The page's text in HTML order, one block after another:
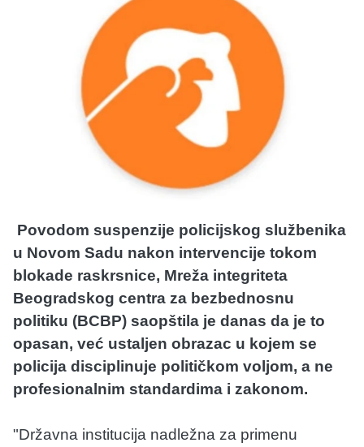
Povodom suspenzije policijskog službenika
u Novom Sadu nakon intervencije tokom
blokade raskrsnice, Mreža integriteta
Beogradskog centra za bezbednosnu
politiku (BCBP) saopštila je danas da je to
opasan, već ustaljen obrazac u kojem se
policija disciplinuje političkom voljom, a ne
profesionalnim standardima i zakonom.
"Državna institucija nadležna za primenu